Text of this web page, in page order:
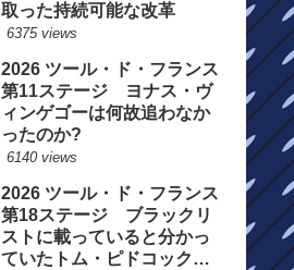
取った持続可能な改革
6375 views
2026 ツール・ド・フランス
第11ステージ ヨナス・ヴ
ィンゲゴーは何故追わなか
ったのか?
6140 views
2026 ツール・ド・フランス
第18ステージ ブラックリ
ストに載っていると分かっ
ていたトム・ピドコックは